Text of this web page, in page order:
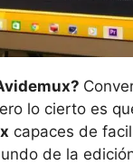
lo cierto es
capaces de
de la